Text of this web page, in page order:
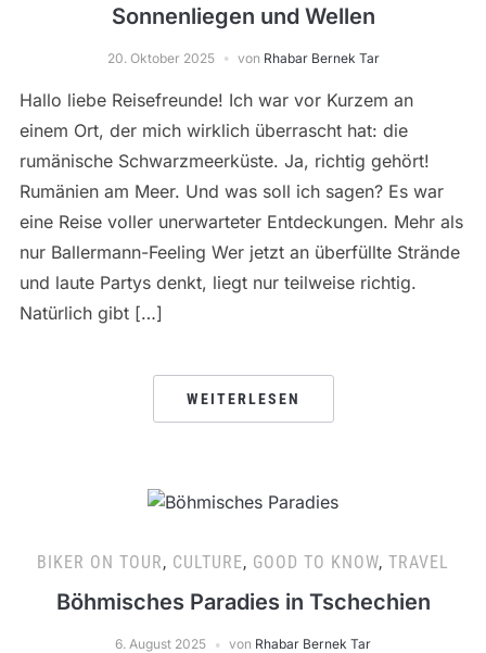
Sonnenliegen und Wellen
20. Oktober 2025 von Rhabar Bernek Tar
Hallo liebe Reisefreunde! Ich war vor Kurzem an
einem Ort, der mich wirklich überrascht hat: die
rumänische Schwarzmeerküste. Ja, richtig gehört!
Rumänien am Meer. Und was soll ich sagen? Es war
eine Reise voller unerwarteter Entdeckungen. Mehr als
nur Ballermann-Feeling Wer jetzt an überfüllte Strände
und laute Partys denkt, liegt nur teilweise richtig.
Natürlich gibt […]
WEITERLESEN
BIKER ON TOUR, CULTURE, GOOD TO KNOW, TRAVEL
Böhmisches Paradies in Tschechien
6. August 2025 von Rhabar Bernek Tar